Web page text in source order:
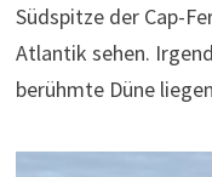
Südspitze der Cap-
Atlantik sehen.
berühmte Düne